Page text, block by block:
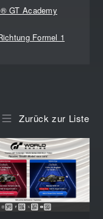
GT Academy
Formel 1
Zurück zur Liste